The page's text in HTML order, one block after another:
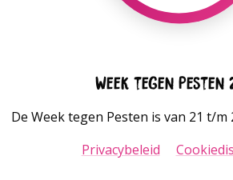
Week tegen Pesten
De Week tegen Pesten is van 21 t/m
Privacybeleid